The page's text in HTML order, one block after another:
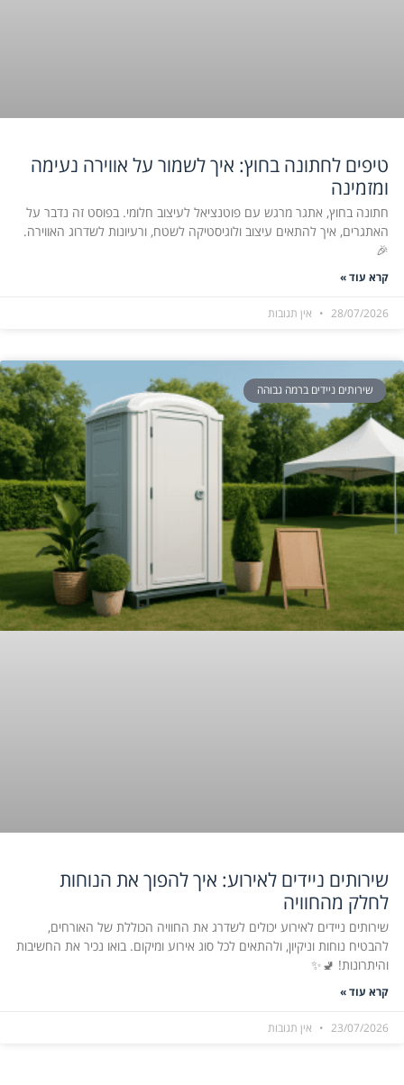
טיפים לחתונה בחוץ: איך לשמור על אווירה נעימה
ומזמינה
חתונה בחוץ, אתגר מרגש עם פוטנציאל לעיצוב חלומי. בפוסט זה נדבר על
האתגרים, איך להתאים עיצוב ולוגיסטיקה לשטח, ורעיונות לשדרוג האווירה.
🎉
קרא עוד »
28/07/2026 אין תגובות
שירותים ניידים ברמה גבוהה
שירותים ניידים לאירוע: איך להפוך את הנוחות
לחלק מהחוויה
שירותים ניידים לאירוע יכולים לשדרג את החוויה הכוללת של האורחים,
להבטיח נוחות וניקיון, ולהתאים לכל סוג אירוע ומיקום. בואו נכיר את החשיבות
והיתרונות! 🚽✨
קרא עוד »
23/07/2026 אין תגובות